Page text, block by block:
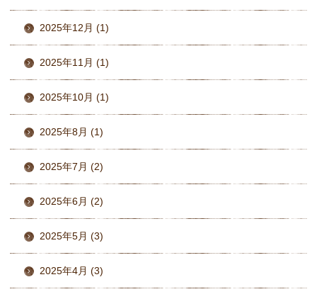
2025年12月 (1)
2025年11月 (1)
2025年10月 (1)
2025年8月 (1)
2025年7月 (2)
2025年6月 (2)
2025年5月 (3)
2025年4月 (3)